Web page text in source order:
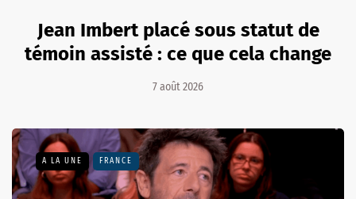
Jean Imbert placé sous statut de
témoin assisté : ce que cela change
7 août 2026
A LA UNE FRANCE